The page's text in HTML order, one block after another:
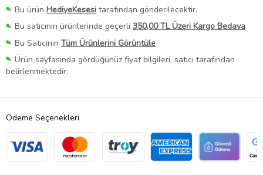
Bu ürün HediyeKesesi tarafından gönderilecektir.
Bu satıcının ürünlerinde geçerli 350,00 TL Üzeri Kargo Bedava
Bu Satıcının Tüm Ürünlerini Görüntüle
Ürün sayfasında gördüğünüz fiyat bilgileri, satıcı tarafından
belirlenmektedir.
Ödeme Seçenekleri